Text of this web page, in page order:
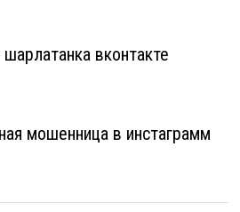
вконтакте
мошенница в инстаграмм